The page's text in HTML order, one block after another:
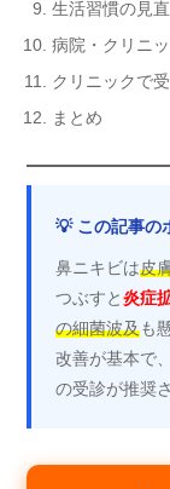
生活習慣の見
病院・クリニ
クリニックで
まとめ
💡 この記事の
鼻ニキビは皮
つぶすと炎症
の細菌波及も
改善が基本で
の受診が推奨